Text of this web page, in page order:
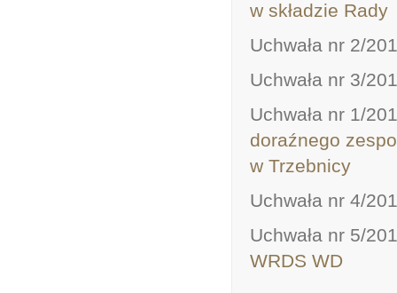
w składzie Rady
Uchwała nr 2/
Uchwała nr 3/
Uchwała nr 1/
doraźnego
w Trzebnicy
Uchwała nr 4/
Uchwała nr 5/
WRDS WD